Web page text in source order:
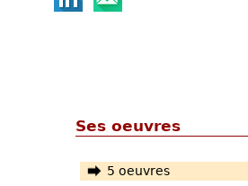
Ses oeuvres
5 oeuvres